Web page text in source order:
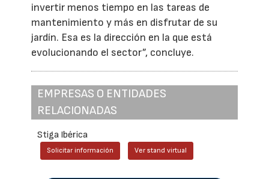
invertir menos tiempo en las tareas de
mantenimiento y más en disfrutar de su
jardín. Esa es la dirección en la que está
evolucionando el sector”, concluye.
EMPRESAS O ENTIDADES
RELACIONADAS
Stiga Ibérica
Solicitar información Ver stand virtual